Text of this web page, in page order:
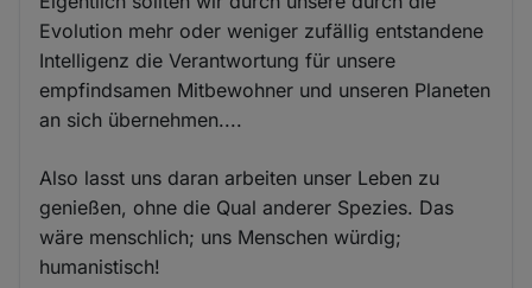
Evolution mehr oder weniger zufällig entstandene
Intelligenz die Verantwortung für unsere
empfindsamen Mitbewohner und unseren Planeten
an sich übernehmen....
Also lasst uns daran arbeiten unser Leben zu
genießen, ohne die Qual anderer Spezies. Das
wäre menschlich; uns Menschen würdig;
humanistisch!